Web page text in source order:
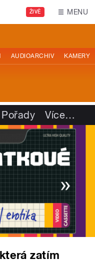
ŽIVĚ MENU
AUDIOARCHIV KAMERY
Pořady Více…
zatím